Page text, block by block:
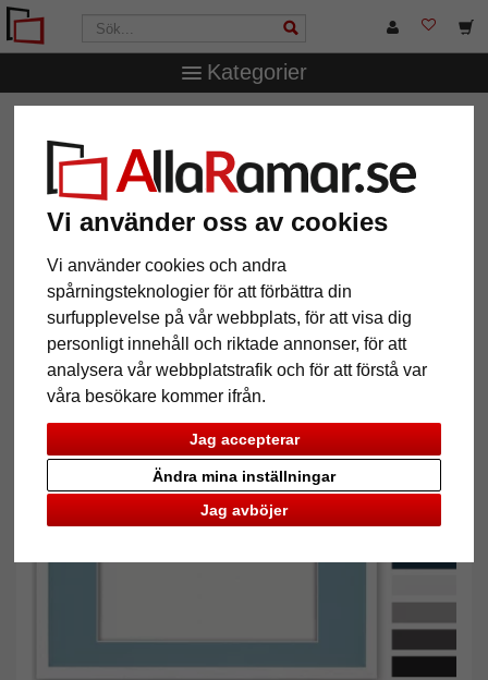
Vi använder oss av cookies
Vi använder cookies och andra
spårningsteknologier för att förbättra din
surfupplevelse på vår webbplats, för att visa dig
personligt innehåll och riktade annonser, för att
analysera vår webbplatstrafik och för att förstå var
våra besökare kommer ifrån.
Jag accepterar
Jag avböjer
Ändra mina inställningar
Kategorier
Economy White med passepartout
Trikåram Economy White med
passepartout